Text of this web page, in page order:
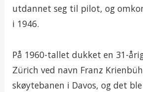
utdannet seg til pilot, og
i 1946.
På 1960-tallet dukket en 31-
Zürich ved navn Franz
skøytebanen i Davos, og det